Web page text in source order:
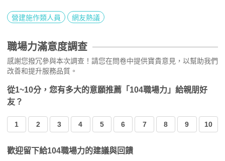
營建施作類人員 網友熱議
職場力滿意度調查
感謝您撥冗參與本次調查！請您在問卷中提供寶貴意見，以幫助我們
改善和提升服務品質。
從1~10分，您有多大的意願推薦「104職場力」給親朋好
友？
1 2 3 4 5 6 7 8 9 10
歡迎留下給104職場力的建議與回饋